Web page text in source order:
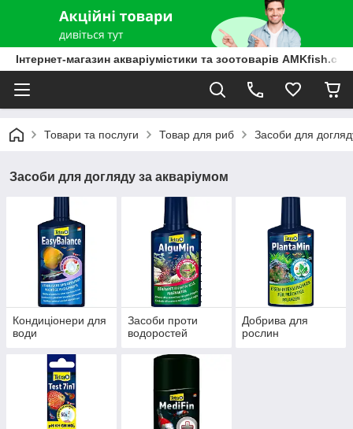
Інтернет-магазин акваріумістики та зоотоварів AMKfish.com
Товари та послуги Товар для риб Засоби для
Засоби для догляду за акваріумом
Кондиціонери для
води
Засоби проти
водоростей
Добрива для
рослин